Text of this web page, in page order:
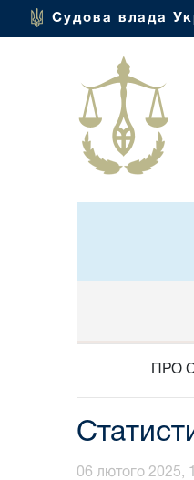
Судова влада
ПРО
06 лютого 2025,